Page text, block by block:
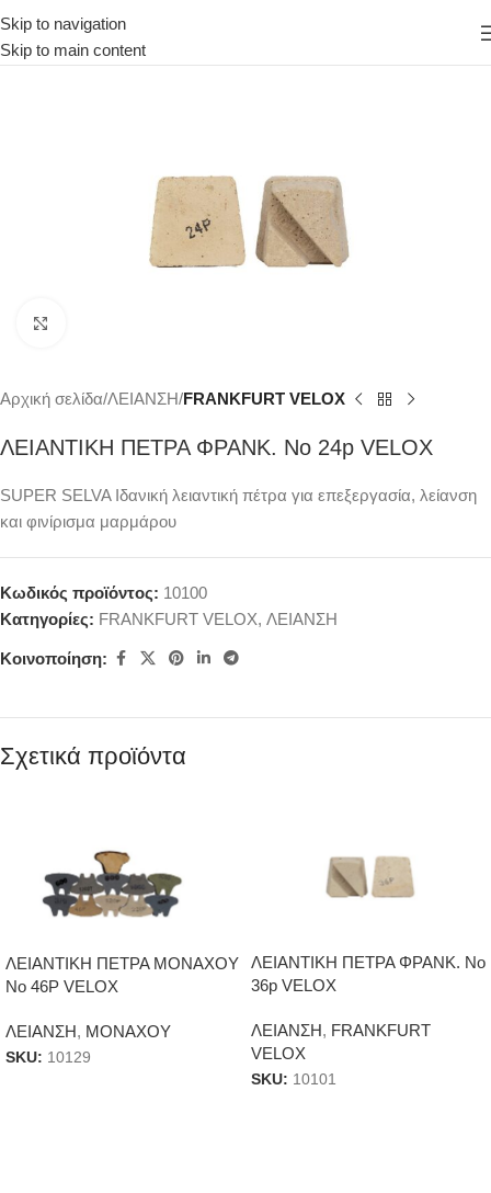
Skip to navigation
Skip to main content
Αρχική σελίδα ΛΕΙΑΝΣΗ FRANKFURT VELOX
ΛΕΙΑΝΤΙΚΗ ΠΕΤΡΑ ΦΡΑΝΚ. Νο 24p VELOX
SUPER SELVA Ιδανική λειαντική πέτρα για επεξεργασία, λείανση
και φινίρισμα μαρμάρου
Κωδικός προϊόντος: 10100
Κατηγορίες: FRANKFURT VELOX, ΛΕΙΑΝΣΗ
Κοινοποίηση:
Σχετικά προϊόντα
ΛΕΙΑΝΤΙΚΗ ΠΕΤΡΑ ΜΟΝΑΧΟΥ
Νο 46P VELOX
ΛΕΙΑΝΣΗ, ΜΟΝΑΧΟΥ
SKU: 10129
ΛΕΙΑΝΤΙΚΗ ΠΕΤΡΑ ΦΡΑΝΚ. Νο
36p VELOX
ΛΕΙΑΝΣΗ, FRANKFURT
VELOX
SKU: 10101